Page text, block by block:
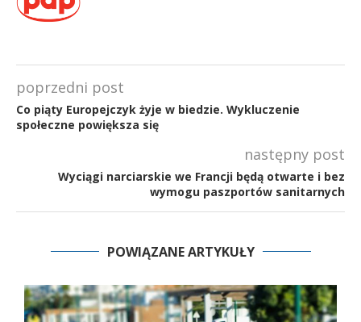
poprzedni post
Co piąty Europejczyk żyje w biedzie. Wykluczenie
społeczne powiększa się
następny post
Wyciągi narciarskie we Francji będą otwarte i bez
wymogu paszportów sanitarnych
POWIĄZANE ARTYKUŁY